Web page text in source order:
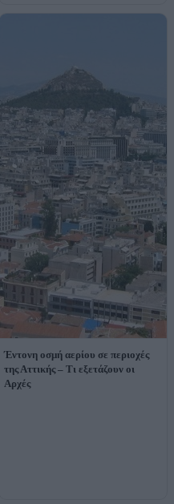
Έντονη οσμή αερίου σε περιοχές
της Αττικής – Τι εξετάζουν οι
Αρχές